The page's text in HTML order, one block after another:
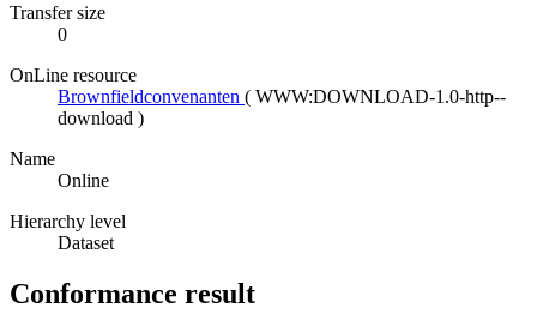
Transfer size
0
OnLine resource
Brownfieldconvenanten ( WWW:DOWNLOAD-1.0-http--
download )
Name
Online
Hierarchy level
Dataset
Conformance result